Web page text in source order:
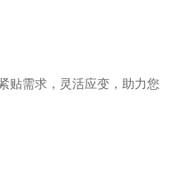
贴需求，灵活应变，助力您